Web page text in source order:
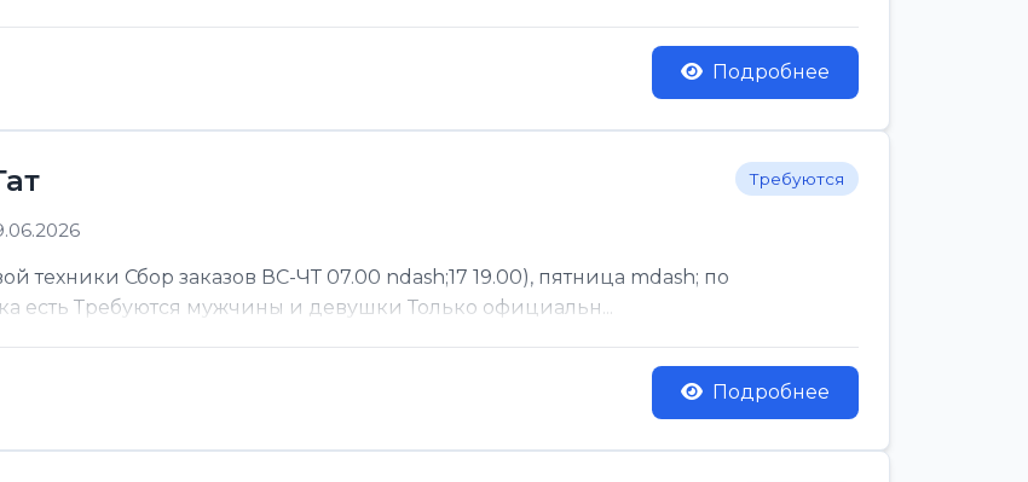
Подробнее
Требуются
техники Сбор заказов ВС-ЧТ 07.00 ndash;17 19.00), пятница mdash; по
есть Требуются мужчины и девушки Только официальн...
Подробнее